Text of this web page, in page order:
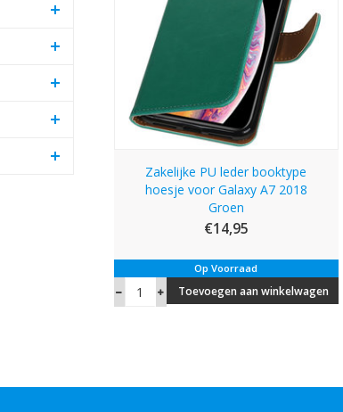
Zakelijke PU leder booktype
hoesje voor Galaxy A7 2018
Groen
€14,95
Op Voorraad
Toevoegen aan winkelwagen